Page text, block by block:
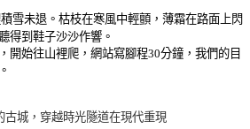
雪未退。枯枝在寒風中輕顫，薄霜在路面上閃
得到鞋子沙沙作響。
開始往山裡爬，網站寫腳程30分鐘， 我們的目
。
古城，穿越時光隧道在現代重現